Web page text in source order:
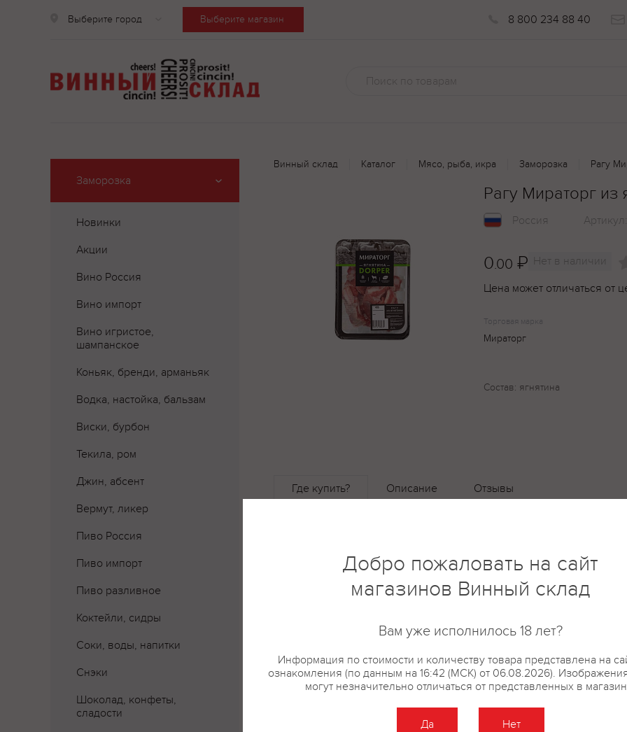
Выберите город Выберите магазин 8 800 234 88 40
Заморозка
Новинки
Акции
Вино Россия
Вино импорт
Вино игристое,
шампанское
Коньяк, бренди, арманьяк
Водка, настойка, бальзам
Виски, бурбон
Текила, ром
Джин, абсент
Вермут, ликер
Пиво Россия
Пиво импорт
Пиво разливное
Коктейли, сидры
Соки, воды, напитки
Снэки
Шоколад, конфеты,
сладости
Винный склад Каталог Мясо, рыба, икра Заморозка Рагу
Рагу Мираторг из
Россия Артикул:
0.00 ₽ Нет в наличии
Цена может отличаться от
Торговая марка
Мираторг
Состав: ягнятина
Где купить? Описание Отзывы
Добро пожаловать на сайт
магазинов Винный склад
Вам уже исполнилось 18 лет?
Информация по стоимости и количеству товара представлена на
ознакомления (по данным на 16:42 (МСК) от 06.08.2026).
могут незначительно отличаться от представленных в
Да Нет